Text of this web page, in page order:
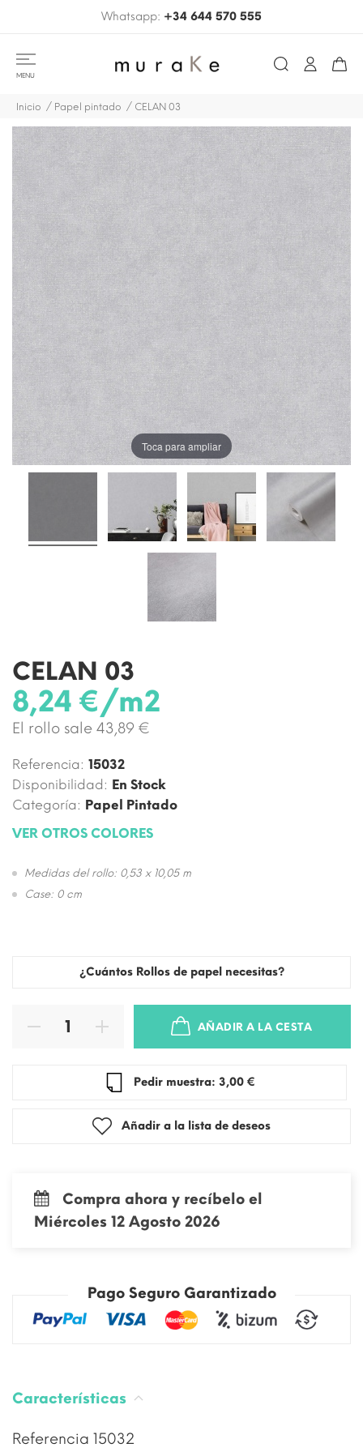
Whatsapp: +34 644 570 555
MENU
Inicio Papel pintado CELAN 03
Toca para ampliar
CELAN 03
8,24 €/m2
El rollo sale 43,89 €
Referencia: 15032
Disponibilidad: En Stock
Categoría: Papel Pintado
VER OTROS COLORES
Medidas del rollo: 0,53 x 10,05 m
Case: 0 cm
¿Cuántos Rollos de papel necesitas?
AÑADIR A LA CESTA
Pedir muestra: 3,00 €
Añadir a la lista de deseos
Compra ahora y recíbelo el
Miércoles 12 Agosto 2026
Pago Seguro Garantizado
Características
Referencia 15032